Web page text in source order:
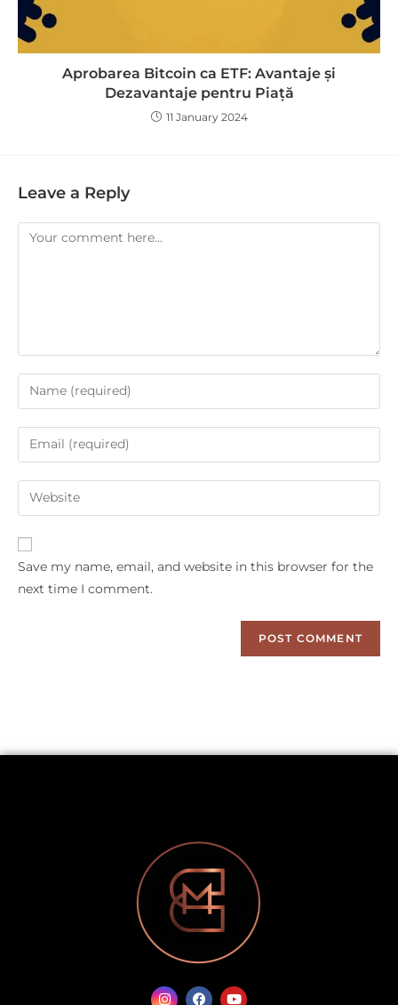
Aprobarea Bitcoin ca ETF: Avantaje și
Dezavantaje pentru Piață
11 January 2024
Leave a Reply
Save my name, email, and website in this browser for the
next time I comment.